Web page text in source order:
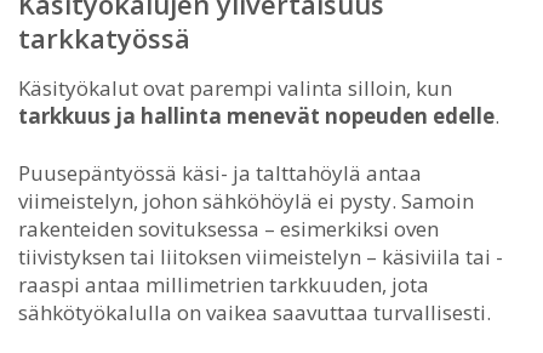
tarkkatyössä
Käsityökalut ovat parempi valinta silloin, kun
tarkkuus ja hallinta menevät nopeuden edelle.
Puusepäntyössä käsi- ja talttahöylä antaa
viimeistelyn, johon sähköhöylä ei pysty. Samoin
rakenteiden sovituksessa – esimerkiksi oven
tiivistyksen tai liitoksen viimeistelyn – käsiviila tai -
raaspi antaa millimetrien tarkkuuden, jota
sähkötyökalulla on vaikea saavuttaa turvallisesti.